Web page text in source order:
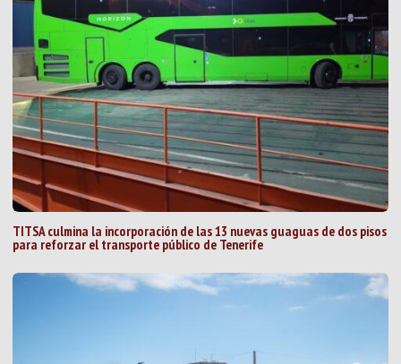
TITSA culmina la incorporación de las 13 nuevas guaguas de dos pisos
para reforzar el transporte público de Tenerife